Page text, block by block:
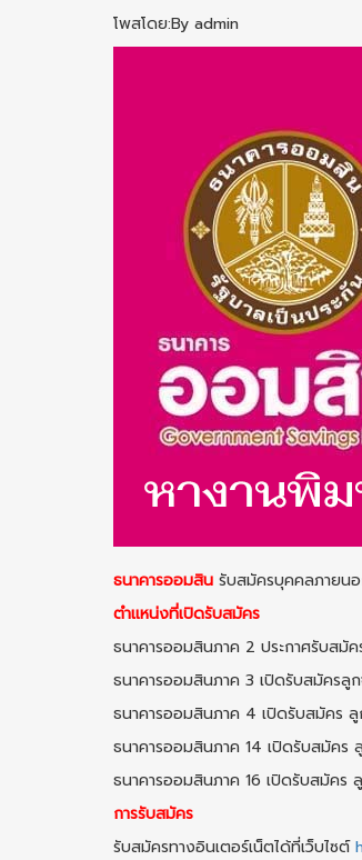
โพสโดย:By admin
ธนาคารออมสิน รับสมัครบุคคลภายน
ตำแหน่งที่เปิดรับสมัคร
ธนาคารออมสินภาค 2 ประกาศรับส
ธนาคารออมสินภาค 3 เปิดรับสมัครลู
ธนาคารออมสินภาค 4 เปิดรับสมัคร
ธนาคารออมสินภาค 14 เปิดรับสมัคร
ธนาคารออมสินภาค 16 เปิดรับสมัคร
การรับสมัคร
รับสมัครทางอินเตอร์เน็ตได้ที่เว็บไซต์